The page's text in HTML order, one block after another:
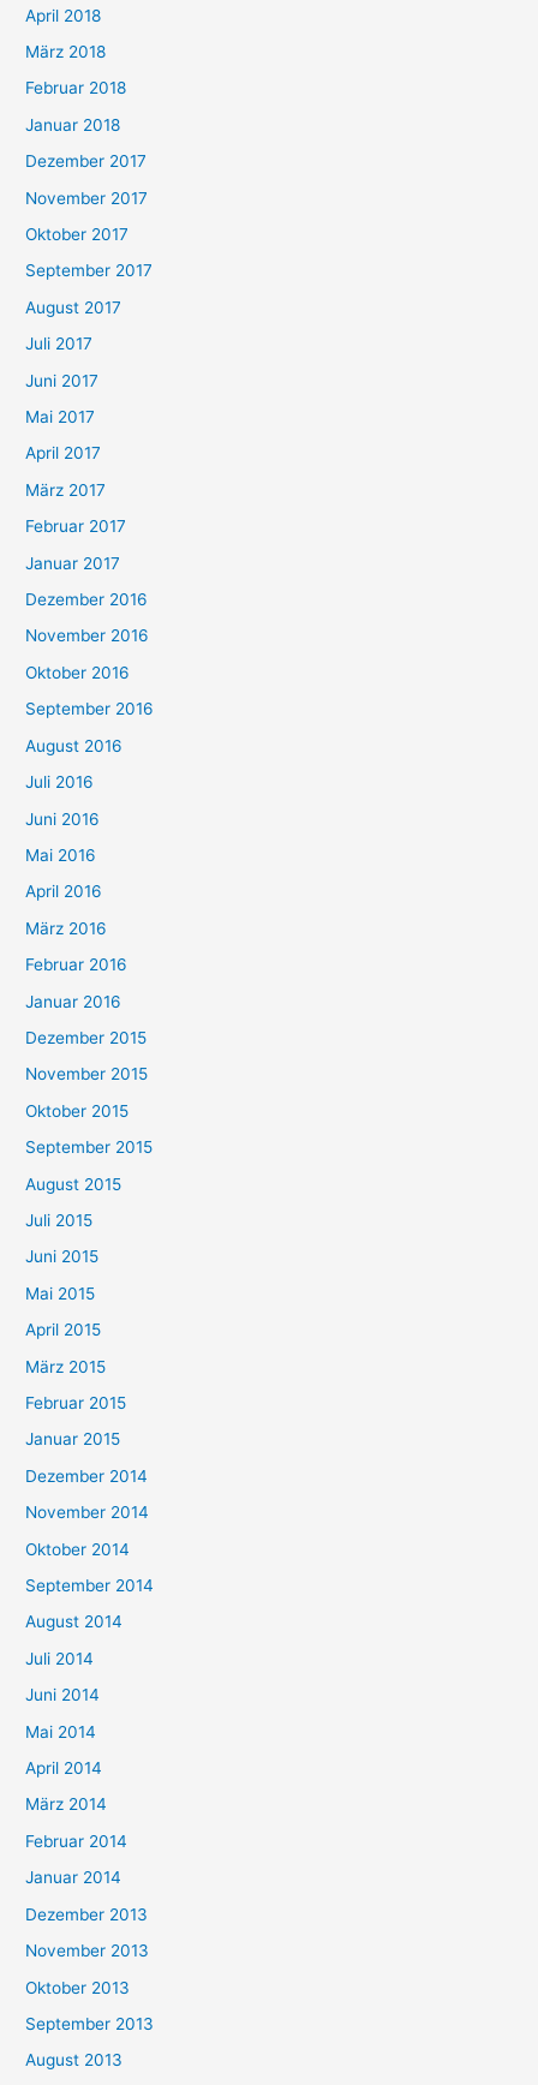
April 2018
März 2018
Februar 2018
Januar 2018
Dezember 2017
November 2017
Oktober 2017
September 2017
August 2017
Juli 2017
Juni 2017
Mai 2017
April 2017
März 2017
Februar 2017
Januar 2017
Dezember 2016
November 2016
Oktober 2016
September 2016
August 2016
Juli 2016
Juni 2016
Mai 2016
April 2016
März 2016
Februar 2016
Januar 2016
Dezember 2015
November 2015
Oktober 2015
September 2015
August 2015
Juli 2015
Juni 2015
Mai 2015
April 2015
März 2015
Februar 2015
Januar 2015
Dezember 2014
November 2014
Oktober 2014
September 2014
August 2014
Juli 2014
Juni 2014
Mai 2014
April 2014
März 2014
Februar 2014
Januar 2014
Dezember 2013
November 2013
Oktober 2013
September 2013
August 2013